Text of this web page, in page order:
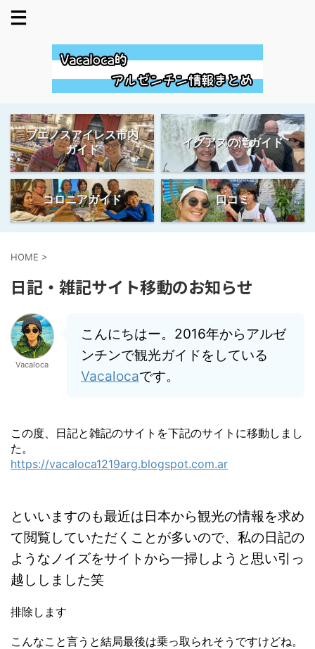
ブエノスアイレス市内
ガイド
イグアスの滝ガイド
コロニアガイド 口コミ
HOME >
日記・雑記サイト移動のお知らせ
Vacaloca
こんにちはー。2016年からアルゼ
ンチンで観光ガイドをしている
Vacalocaです。
この度、日記と雑記のサイトを下記のサイトに移動しまし
た。
https://vacaloca1219arg.blogspot.com.ar
といいますのも最近は日本から観光の情報を求め
て閲覧していただくことが多いので、私の日記の
ようなノイズをサイトから一掃しようと思い引っ
越ししました笑
排除します
こんなこと言うと結局最後は乗っ取られそうですけどね。